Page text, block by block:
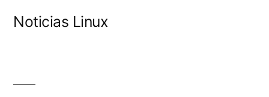
Noticias Linux